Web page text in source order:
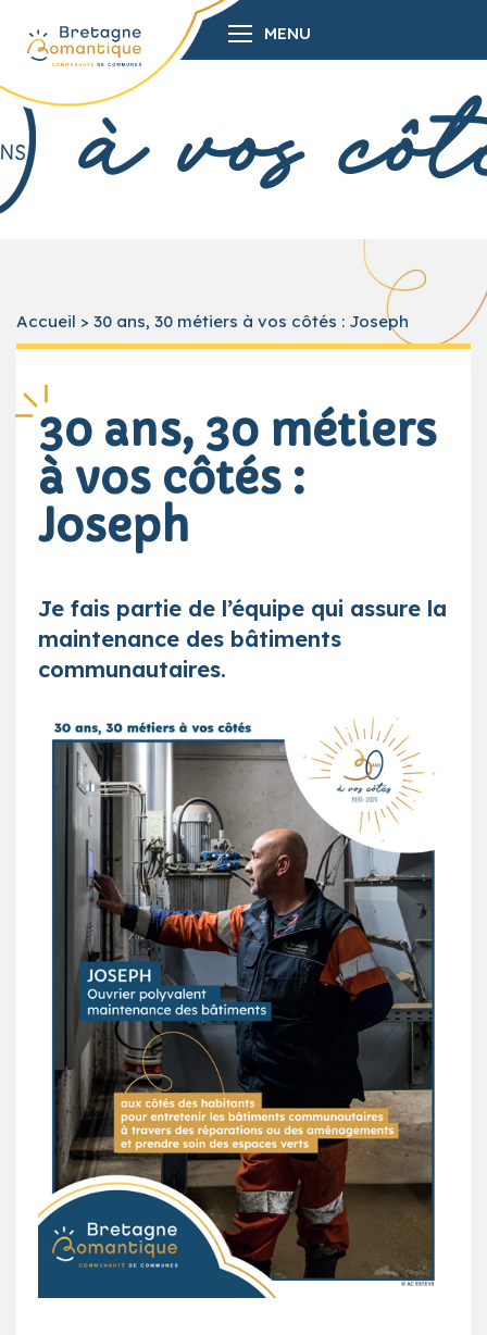
MENU
Accueil > 30 ans, 30 métiers à vos côtés : Joseph
30 ans, 30 métiers
à vos côtés :
Joseph
Je fais partie de l’équipe qui assure la
maintenance des bâtiments
communautaires.